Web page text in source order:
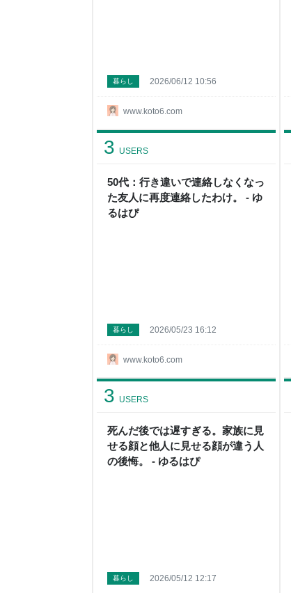
www.koto6.com
暮らし 2026/06/12 10:56
50代：行き違いで連絡しなくなっ
た友人に再度連絡したわけ。 - ゆ
るはぴ
3 USERS
www.koto6.com
暮らし 2026/05/23 16:12
死んだ後では遅すぎる。家族に見
せる顔と他人に見せる顔が違う人
の後悔。 - ゆるはぴ
3 USERS
暮らし 2026/05/12 12:17